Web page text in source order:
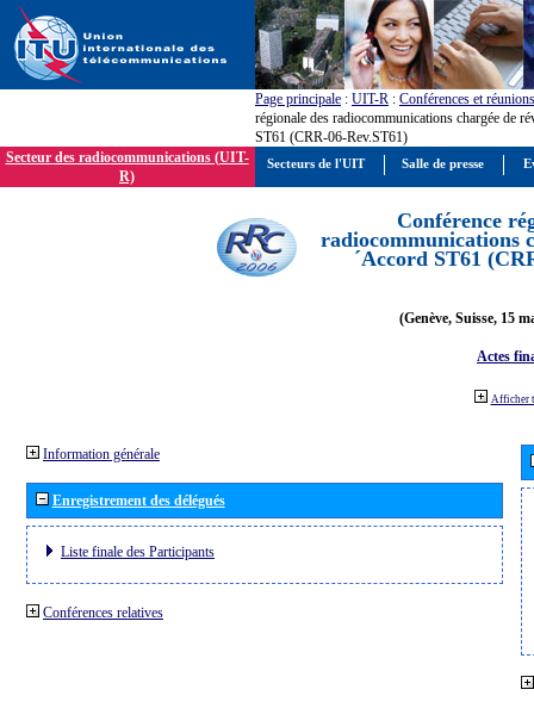
Page principale : UIT-R : Conférences et réunions
régionale des radiocommunications chargée de
ST61 (CRR-06-Rev.ST61)
Secteur des radiocommunications (UIT-
R)
Conférence
radiocommunications
´Accord ST61
(Genève, Suisse, 15
Actes
Afficher
Information générale
Enregistrement des délégués
Liste finale des Participants
Conférences relatives
Secteurs de l'UIT Salle de presse